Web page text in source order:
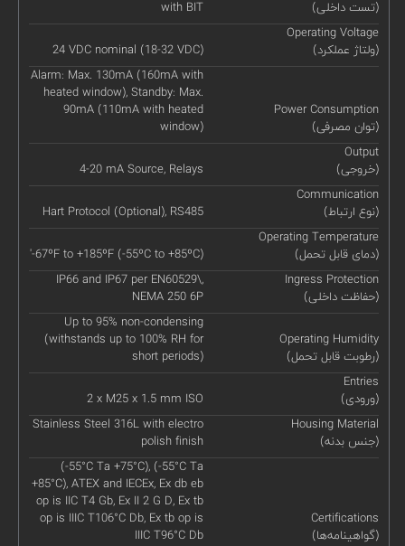
(تست داخلی)
with BIT
Operating Voltage
(ولتاژ عملکرد)
24 VDC nominal (18-32 VDC)
Power Consumption
(توان مصرفی)
Alarm: Max. 130mA (160mA with
heated window), Standby: Max.
90mA (110mA with heated
window)
Output
(خروجی)
4-20 mA Source, Relays
Communication
(نوع ارتباط)
Hart Protocol (Optional), RS485
Operating Temperature
(دمای قابل تحمل)
'-67ºF to +185ºF (-55ºC to +85ºC)
Ingress Protection
(حفاظت داخلی)
IP66 and IP67 per EN60529\,
NEMA 250 6P
Operating Humidity
(رطوبت قابل تحمل)
Up to 95% non-condensing
(withstands up to 100% RH for
short periods)
Entries
(ورودی)
2 x M25 x 1.5 mm ISO
Housing Material
(جنس بدنه)
Stainless Steel 316L with electro
polish finish
Certifications
(گواهینامه‌ها)
(-55°C Ta +75°C), (-55°C Ta
+85°C), ATEX and IECEx, Ex db eb
op is IIC T4 Gb, Ex II 2 G D, Ex tb
op is IIIC T106°C Db, Ex tb op is
IIIC T96°C Db